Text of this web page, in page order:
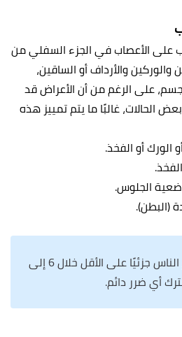
على الأعصاب في الجزء السفلي من
والأرداف أو الساقين،
على الرغم من أن الأعراض قد
الحالات، غالبًا ما يتم تمييز هذه
الورك أو الفخذ.
الجلوس.
(البطن).
يتحسن معظم الناس جزئيًا على الأقل خلال 6 إلى